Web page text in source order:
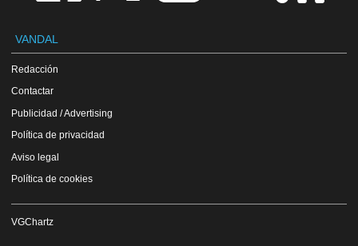
VANDAL
Redacción
Contactar
Publicidad / Advertising
Política de privacidad
Aviso legal
Política de cookies
VGChartz